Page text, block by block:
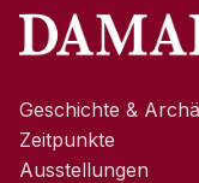
Geschichte &
Zeitpunkte
Ausstellungen